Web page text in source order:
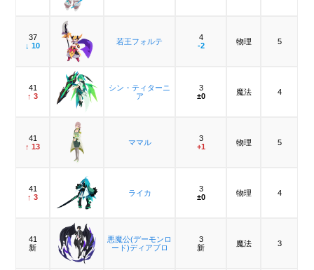
37
↓ 10
若王フォルテ
4
-2
物理 5
41
↑ 3
シン・ティターニ
ア
3
±0
魔法 4
41
↑ 13
ママル
3
+1
物理 5
41
↑ 3
ライカ
3
±0
物理 4
41
新
悪魔公(デーモンロ
ード)ディアブロ
3
新
魔法 3